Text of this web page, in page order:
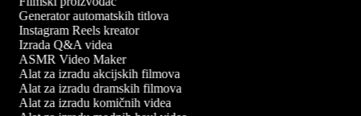
Generator automatskih titlova
Instagram Reels kreator
Izrada Q&A videa
ASMR Video Maker
Alat za izradu akcijskih filmova
Alat za izradu dramskih filmova
Alat za izradu komičnih videa